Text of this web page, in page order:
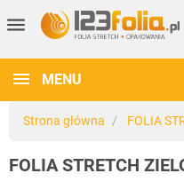
menu
MENU
Strona główna FOLIA
FOLIA STRETCH